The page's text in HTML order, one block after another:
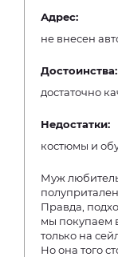
Адрес:
не внесен
Достоинства:
достаточно
Недостатки:
костюмы и
Муж
Правда,
мы покупаем
только на
Но она того